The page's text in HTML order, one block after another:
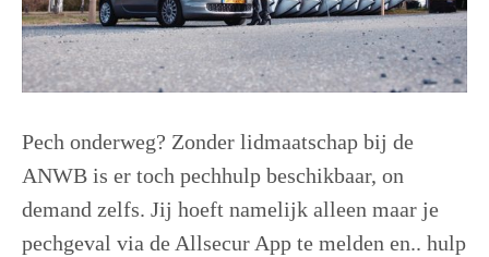
Pech onderweg? Zonder lidmaatschap bij de
ANWB is er toch pechhulp beschikbaar, on
demand zelfs. Jij hoeft namelijk alleen maar je
pechgeval via de Allsecur App te melden en.. hulp